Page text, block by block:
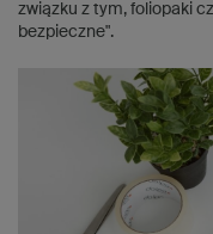
związku z tym, foliopaki
bezpieczne".